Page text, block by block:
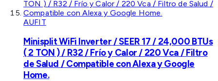
AUFIT
Minisplit WiFi Inverter / SEER 17 / 24,000 BTUs
( 2 TON ) / R32 / Frío y Calor / 220 Vca / Filtro
de Salud / Compatible con Alexa y Google
Home.